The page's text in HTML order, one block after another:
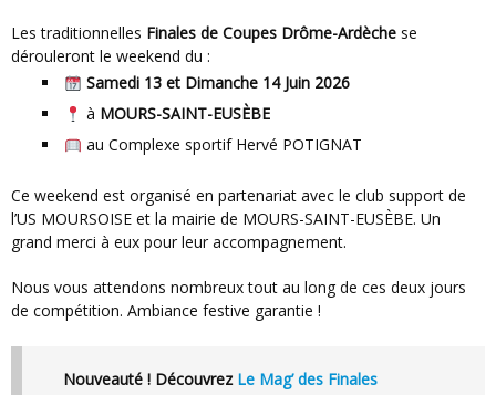
Les traditionnelles Finales de Coupes Drôme-Ardèche se
dérouleront le weekend du :
Samedi 13 et Dimanche 14 Juin 2026
à MOURS-SAINT-EUSÈBE
au Complexe sportif Hervé POTIGNAT
Ce weekend est organisé en partenariat avec le club support de
l’US MOURSOISE et la mairie de MOURS-SAINT-EUSÈBE. Un
grand merci à eux pour leur accompagnement.
Nous vous attendons nombreux tout au long de ces deux jours
de compétition. Ambiance festive garantie !
Nouveauté ! Découvrez Le Mag’ des Finales